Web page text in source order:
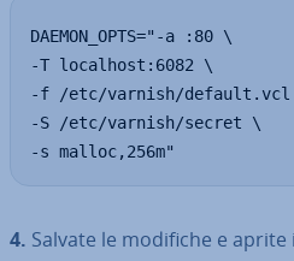
DAEMON_OPTS="-a :80 \
-T localhost:6082 \
-f /etc/varnish/
-S /etc/varnish/secret \
-s malloc,256m"
4. Salvate le modifiche e aprite